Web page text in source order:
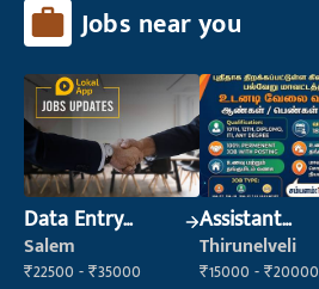
Jobs near you
Data Entry
Operator
Salem
₹22500 - ₹35000
Assistant
Manager
Thirunelveli
₹15000 - ₹20000